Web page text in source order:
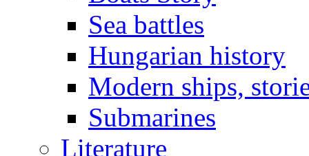
Sea battles
Hungarian history
Modern ships,
Submarines
Literature